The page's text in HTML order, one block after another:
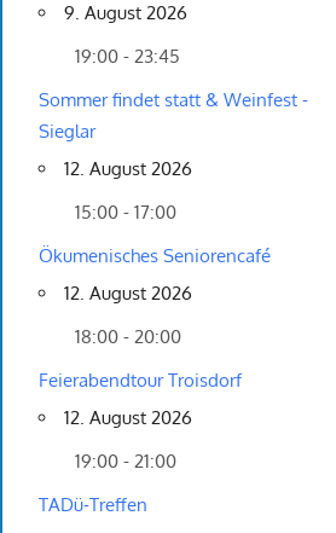
9. August 2026
19:00 - 23:45
Sommer findet statt & Weinfest -
Sieglar
12. August 2026
15:00 - 17:00
Ökumenisches Seniorencafé
12. August 2026
18:00 - 20:00
Feierabendtour Troisdorf
12. August 2026
19:00 - 21:00
TADü-Treffen